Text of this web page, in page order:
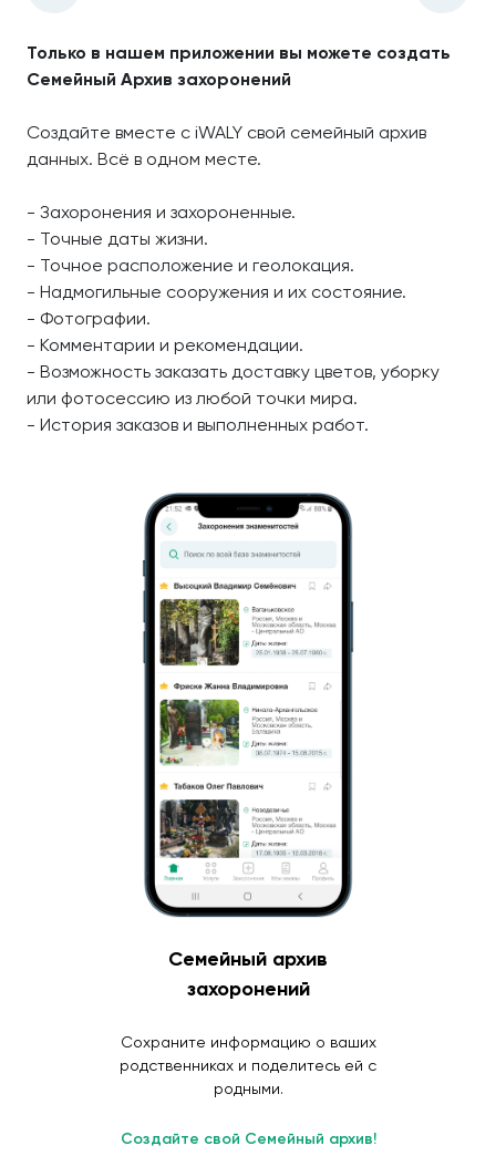
Только в нашем приложении вы можете создать
Семейный Архив захоронений
Создайте вместе с iWALY свой семейный архив
данных. Всё в одном месте.
- Захоронения и захороненные.
- Точные даты жизни.
- Точное расположение и геолокация.
- Надмогильные сооружения и их состояние.
- Фотографии.
- Комментарии и рекомендации.
- Возможность заказать доставку цветов, уборку
или фотосессию из любой точки мира.
- История заказов и выполненных работ.
Семейный архив
захоронений
Сохраните информацию о ваших
родственниках и поделитесь ей с
родными.
Создайте свой Семейный архив!